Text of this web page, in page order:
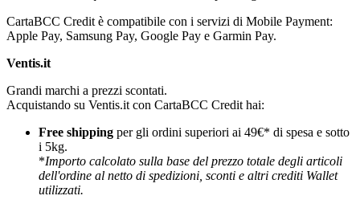
CartaBCC Credit è compatibile con i servizi di Mobile Payment:
Apple Pay, Samsung Pay, Google Pay e Garmin Pay.
Ventis.it
Grandi marchi a prezzi scontati.
Acquistando su Ventis.it con CartaBCC Credit hai:
Free shipping per gli ordini superiori ai 49€* di spesa e sotto
i 5kg.
*Importo calcolato sulla base del prezzo totale degli articoli
dell'ordine al netto di spedizioni, sconti e altri crediti Wallet
utilizzati.